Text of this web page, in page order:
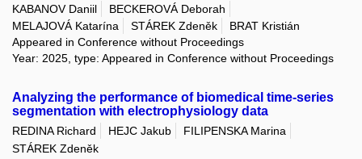
KABANOV Daniil
BECKEROVÁ Deborah
MELAJOVÁ Katarína
STÁREK Zdeněk
BRAT Kristián
Appeared in Conference without Proceedings
Year: 2025, type: Appeared in Conference without Proceedings
Analyzing the performance of biomedical time-series
segmentation with electrophysiology data
REDINA Richard HEJC Jakub
FILIPENSKA Marina
STÁREK Zdeněk